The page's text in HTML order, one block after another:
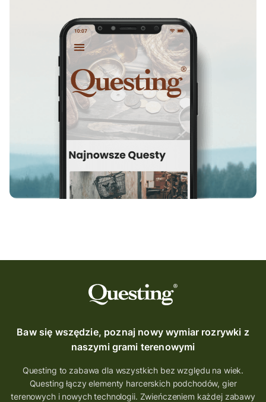
Baw się wszędzie, poznaj nowy wymiar rozrywki z
naszymi grami terenowymi
Questing to zabawa dla wszystkich bez względu na wiek.
Questing łączy elementy harcerskich podchodów, gier
terenowych i nowych technologii. Zwieńczeniem każdej zabawy